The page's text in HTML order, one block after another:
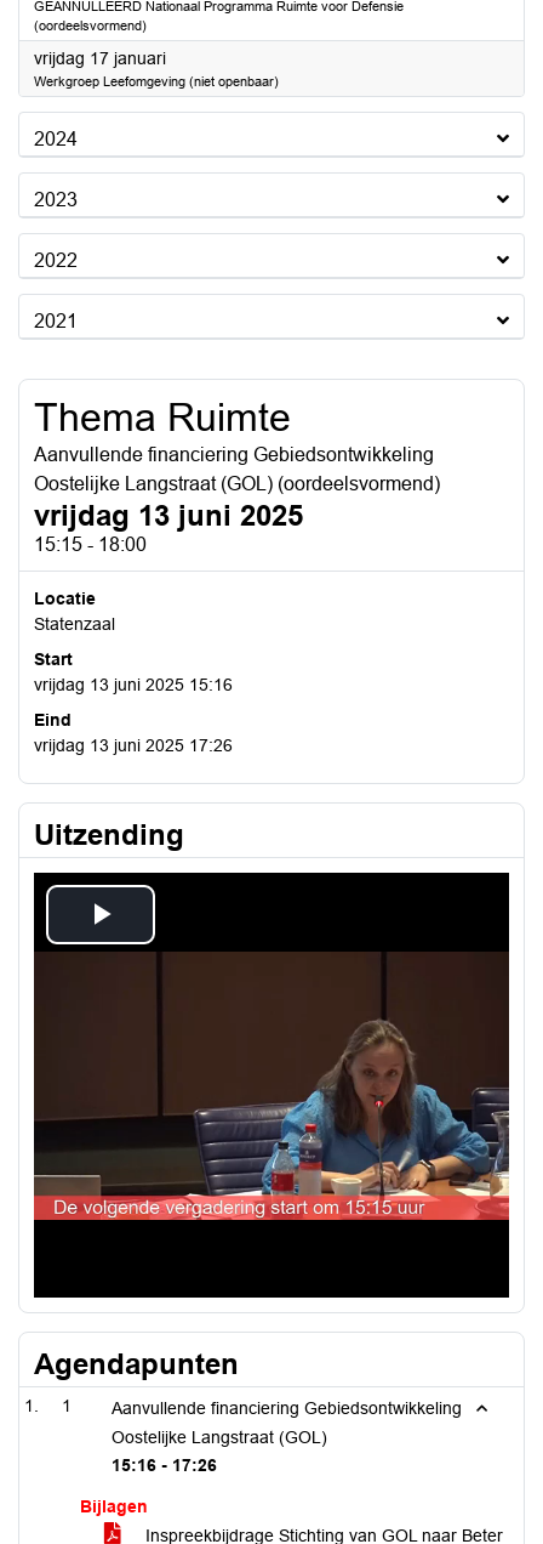
GEANNULLEERD Nationaal Programma Ruimte voor Defensie
(oordeelsvormend)
vrijdag 17 januari2025
Werkgroep Leefomgeving (niet openbaar)
2024
2023
2022
2021
Thema Ruimte
Aanvullende financiering Gebiedsontwikkeling
Oostelijke Langstraat (GOL) (oordeelsvormend)
vrijdag 13 juni 2025
15:15 - 18:00
Locatie
Statenzaal
Start
vrijdag 13 juni 2025 15:16
Eind
vrijdag 13 juni 2025 17:26
Uitzending
Play
Agendapunten
1
Aanvullende financiering Gebiedsontwikkeling
Oostelijke Langstraat (GOL)
15:16 - 17:26
Bijlagen
Inspreekbijdrage Stichting van GOL naar Beter